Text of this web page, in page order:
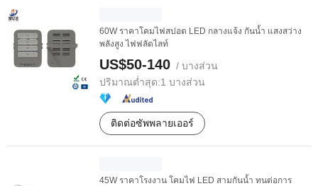
60W ราคาโคมไฟสปอต LED กลางแจ้ง กันน้ำ แสงสว่าง
พลังสูง ไฟฟลัดไลท์
US$50-140 / บางส่วน
ปริมาณต่ำสุด:1 บางส่วน
ติดต่อซัพพลายเออร์
45W ราคาโรงงาน โคมไฟ LED สามกันน้ำ ทนต่อการ